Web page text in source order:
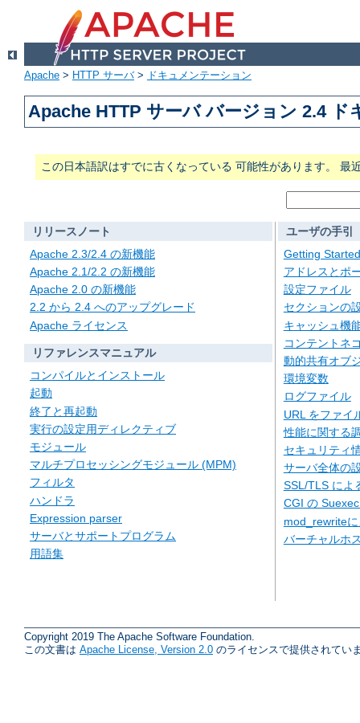
Apache > HTTP サーバ> ドキュメンテーション
Apache HTTP サーバ バージョン 2.4 ド
この日本語訳はすでに古くなっている 可能性があります。 最
リリースノート
Apache 2.3/2.4 の新機能
Apache 2.1/2.2 の新機能
Apache 2.0 の新機能
2.2 から 2.4 へのアップグレード
Apache ライセンス
リファレンスマニュアル
コンパイルとインストール
起動
終了と再起動
実行の設定用ディレクティブ
モジュール
マルチプロセッシングモジュール (MPM)
フィルタ
ハンドラ
Expression parser
サーバとサポートプログラム
用語集
ユーザの手引
Getting Started
アドレスとポ
設定ファイル
セクションの
キャッシュ機
コンテントネ
動的共有オブ
環境変数
ログファイル
URL をファイ
性能に関する
セキュリティ
サーバ全体の
SSL/TLS によ
CGI の
mod_rewrite
バーチャルホ
Copyright 2019 The Apache Software Foundation.
この文書は Apache License, Version 2.0 のライセンスで提供されてい